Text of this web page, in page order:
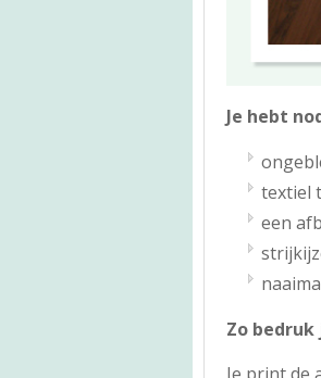
Je hebt
textiel
een
Zo